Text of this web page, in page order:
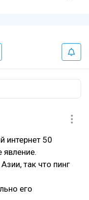
интернет 50
явление.
так что пинг
его